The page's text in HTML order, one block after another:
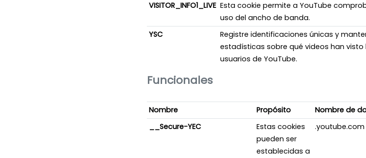
Funcionales
VISITOR_INFO1_LIVE Esta cookie permite a YouTube
uso del ancho de banda.
YSC
Registre identificaciones únicas y
estadísticas sobre qué videos han visto
usuarios de YouTube.
Nombre Propósito Nombre de
__Secure-YEC
Estas cookies
pueden ser
establecidas a
.youtube.com